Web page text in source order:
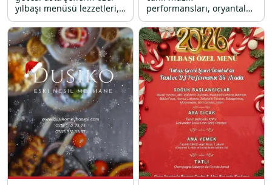
yılbaşı menüsü lezzetleri,
Bilal Yıldırım canlı
performans, oryantal show
ve DJ performans sizleri
bekliyor.
performansları, oryantal
show ve DJ partisi ile dolu
dolu bir 31 Aralık 2025
yılbaşı gecesi sizleri
bekliyor.